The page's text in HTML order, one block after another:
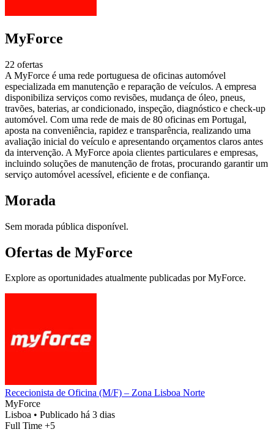
MyForce
22 ofertas
A MyForce é uma rede portuguesa de oficinas automóvel
especializada em manutenção e reparação de veículos. A empresa
disponibiliza serviços como revisões, mudança de óleo, pneus,
travões, baterias, ar condicionado, inspeção, diagnóstico e check-up
automóvel. Com uma rede de mais de 80 oficinas em Portugal,
aposta na conveniência, rapidez e transparência, realizando uma
avaliação inicial do veículo e apresentando orçamentos claros antes
da intervenção. A MyForce apoia clientes particulares e empresas,
incluindo soluções de manutenção de frotas, procurando garantir um
serviço automóvel acessível, eficiente e de confiança.
Morada
Sem morada pública disponível.
Ofertas de MyForce
Explore as oportunidades atualmente publicadas por MyForce.
Rececionista de Oficina (M/F) – Zona Lisboa Norte
MyForce
Lisboa • Publicado há 3 dias
Full Time +5